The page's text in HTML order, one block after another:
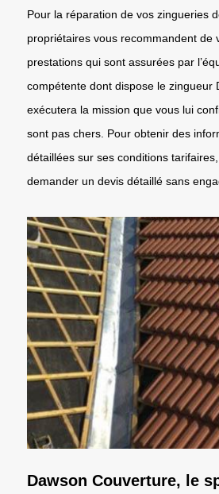
Pour la réparation de vos zingueries
propriétaires vous recommandent de
prestations qui sont assurées par
compétente dont dispose le zingueur
exécutera la mission que vous lui
sont pas chers. Pour obtenir des
détaillées sur ses conditions
demander un devis détaillé sans
Dawson Couverture, le